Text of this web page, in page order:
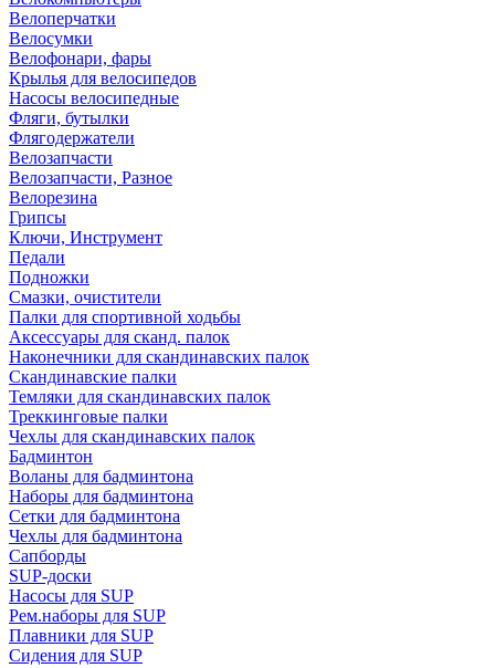
Велоперчатки
Велосумки
Велофонари, фары
Крылья для велосипедов
Насосы велосипедные
Фляги, бутылки
Флягодержатели
Велозапчасти
Велозапчасти, Разное
Велорезина
Грипсы
Ключи, Инструмент
Педали
Подножки
Смазки, очистители
Палки для спортивной ходьбы
Аксессуары для сканд. палок
Наконечники для скандинавских палок
Скандинавские палки
Темляки для скандинавских палок
Треккинговые палки
Чехлы для скандинавских палок
Бадминтон
Воланы для бадминтона
Наборы для бадминтона
Сетки для бадминтона
Чехлы для бадминтона
Сапборды
SUP-доски
Насосы для SUP
Рем.наборы для SUP
Плавники для SUP
Сидения для SUP